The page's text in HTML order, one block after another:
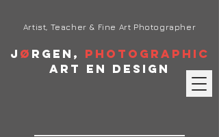
J ø rgen, Photographic
Art en Design
Artist, Teacher & Fine Art Photographer